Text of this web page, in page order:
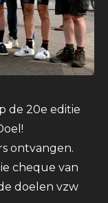
de 20e editie
ontvangen.
cheque van
doelen vzw